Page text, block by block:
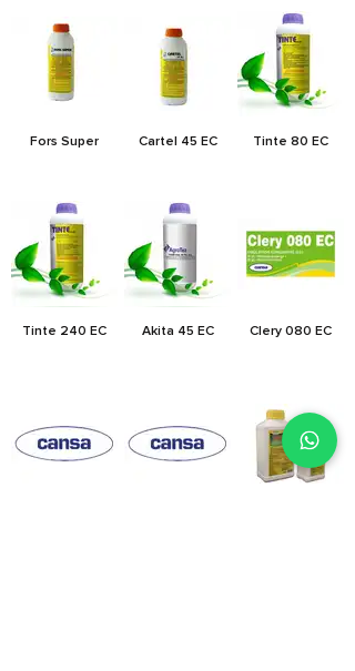
Fors Super Cartel 45 EC Tinte 80 EC
Tinte 240 EC Akita 45 EC Clery 080 EC